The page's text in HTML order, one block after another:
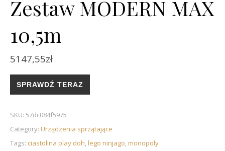
Zestaw MODERN MAX
10,5m
5147,55zł
SPRAWDŹ TERAZ
SKU: 57dc084f5975
Category: Urządzenia sprzątające
Tags: ciastolina play doh,lego ninjago,monopoly